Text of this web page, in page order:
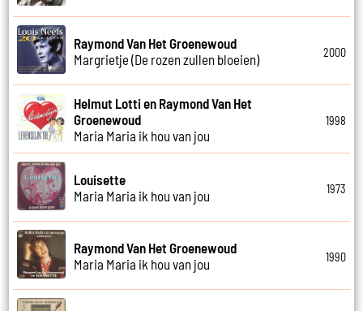
Raymond Van Het Groenewoud
Margrietje (De rozen zullen bloeien)
2000
Helmut Lotti en Raymond Van Het
Groenewoud
Maria Maria ik hou van jou
1998
Louisette
Maria Maria ik hou van jou
1973
Raymond Van Het Groenewoud
Maria Maria ik hou van jou
1990